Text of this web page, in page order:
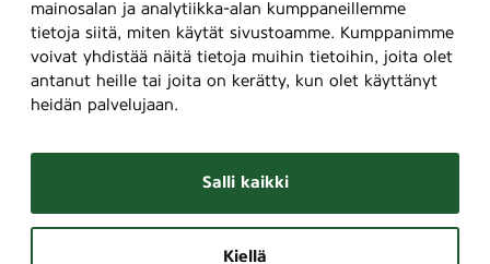
mainosalan ja analytiikka-alan kumppaneillemme
tietoja siitä, miten käytät sivustoamme. Kumppanimme
voivat yhdistää näitä tietoja muihin tietoihin, joita olet
antanut heille tai joita on kerätty, kun olet käyttänyt
heidän palvelujaan.
Salli kaikki
Kiellä